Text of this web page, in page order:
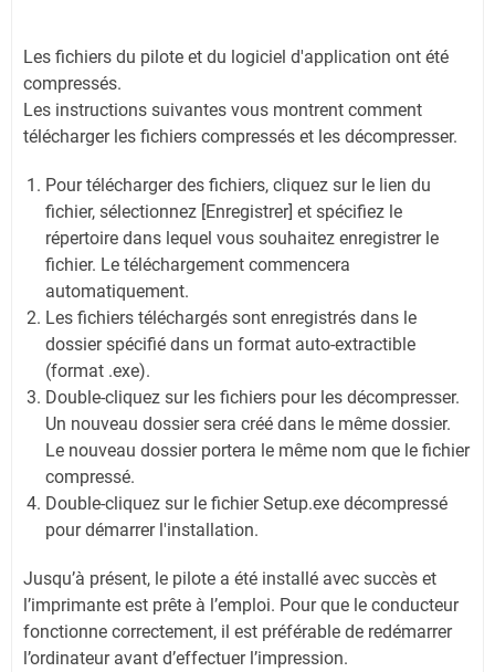
Les fichiers du pilote et du logiciel d'application ont été
compressés.
Les instructions suivantes vous montrent comment
télécharger les fichiers compressés et les décompresser.
Pour télécharger des fichiers, cliquez sur le lien du
fichier, sélectionnez [Enregistrer] et spécifiez le
répertoire dans lequel vous souhaitez enregistrer le
fichier. Le téléchargement commencera
automatiquement.
Les fichiers téléchargés sont enregistrés dans le
dossier spécifié dans un format auto-extractible
(format .exe).
Double-cliquez sur les fichiers pour les décompresser.
Un nouveau dossier sera créé dans le même dossier.
Le nouveau dossier portera le même nom que le fichier
compressé.
Double-cliquez sur le fichier Setup.exe décompressé
pour démarrer l'installation.
Jusqu’à présent, le pilote a été installé avec succès et
l’imprimante est prête à l’emploi. Pour que le conducteur
fonctionne correctement, il est préférable de redémarrer
l’ordinateur avant d’effectuer l’impression.